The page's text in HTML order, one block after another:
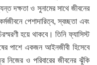
দক্ষতা ও সুনামের সাথে জীবনের
পেশাদারিত্ব, স্বচ্ছতা এবং
হয়ে থাকবে। তিনি ফ্যাসিস্ট
পাশে একজন আইনজীবী হিসেবে
ও পরিবারের জীবনের ঝুঁকি